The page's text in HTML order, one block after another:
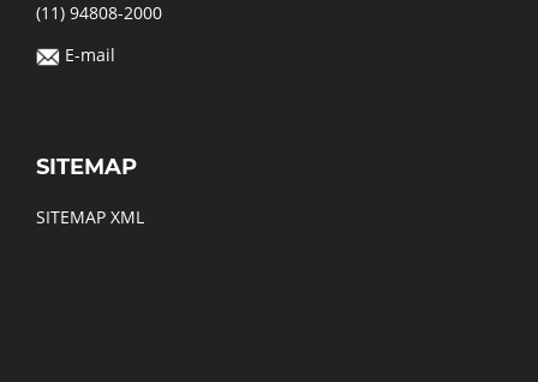
(11) 94808-2000
E-mail
SITEMAP
SITEMAP XML